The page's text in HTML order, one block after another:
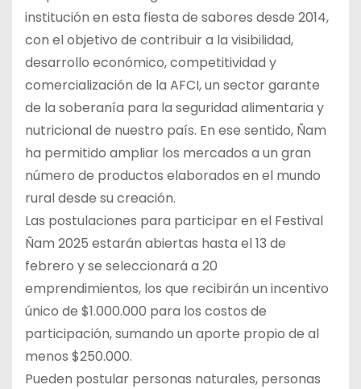
institución en esta fiesta de sabores desde 2014,
con el objetivo de contribuir a la visibilidad,
desarrollo económico, competitividad y
comercialización de la AFCI, un sector garante
de la soberanía para la seguridad alimentaria y
nutricional de nuestro país. En ese sentido, Ñam
ha permitido ampliar los mercados a un gran
número de productos elaborados en el mundo
rural desde su creación.
Las postulaciones para participar en el Festival
Ñam 2025 estarán abiertas hasta el 13 de
febrero y se seleccionará a 20
emprendimientos, los que recibirán un incentivo
único de $1.000.000 para los costos de
participación, sumando un aporte propio de al
menos $250.000.
Pueden postular personas naturales, personas